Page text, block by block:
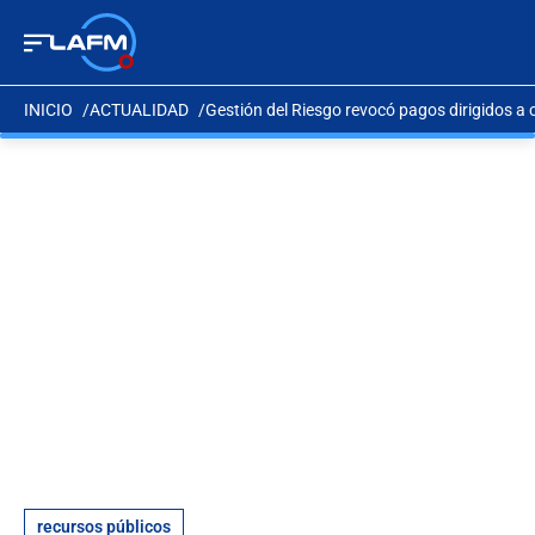
INICIO ACTUALIDAD Gestión del Riesgo revocó pagos dirigidos
recursos públicos